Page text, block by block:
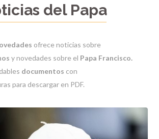
del Papa
ofrece noticias sobre
y novedades sobre el Papa Francisco.
documentos con
para descargar en PDF.